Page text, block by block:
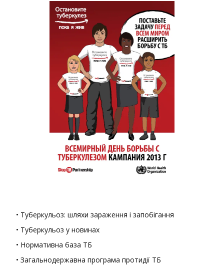
• Туберкульоз: шляхи зараження і запобігання
• Туберкульоз у новинах
• Нормативна база ТБ
• Загальнодержавна програма протидії ТБ